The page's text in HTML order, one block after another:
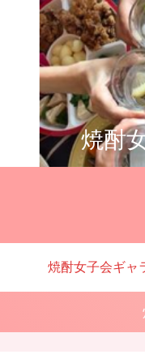
焼酎
焼酎女子会ギャ